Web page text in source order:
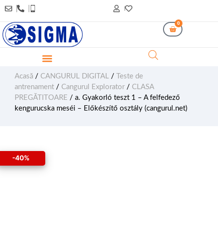
0
Acasă / CANGURUL DIGITAL /
Teste de
antrenament / Cangurul Explorator / CLASA
PREGĂTITOARE / a. Gyakorló teszt 1 – A felfedező
kengurucska meséi – Előkészítő osztály (cangurul.net)
-40%